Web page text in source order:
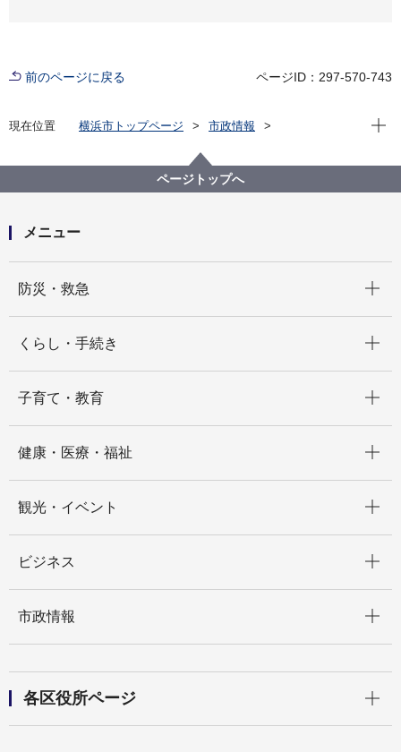
前のページに戻る ページID：297-570-743
現在位置 横浜市トップページ
市政情報
新型コロナウイルス感染症による新たな市内の患者確
認について
現在
ページトップへ
メニュー
防災・救急
くらし・手続き
子育て・教育
健康・医療・福祉
観光・イベント
ビジネス
市政情報
各区役所ページ